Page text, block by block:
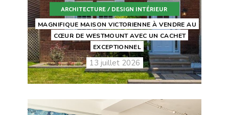
ARCHITECTURE / DESIGN INTÉRIEUR
MAGNIFIQUE MAISON VICTORIENNE À VENDRE AU
CŒUR DE WESTMOUNT AVEC UN CACHET
EXCEPTIONNEL
13 juillet 2026